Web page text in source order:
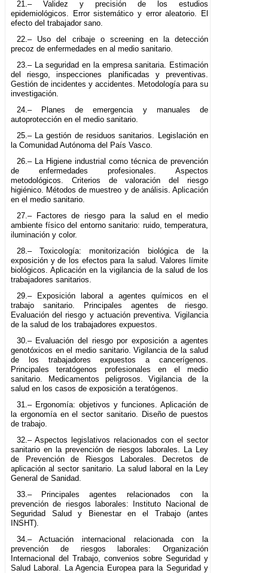
21.– Validez y precisión de los estudios
epidemiológicos. Error sistemático y error aleatorio. El
efecto del trabajador sano.
22.– Uso del cribaje o screening en la detección
precoz de enfermedades en al medio sanitario.
23.– La seguridad en la empresa sanitaria. Estimación
del riesgo, inspecciones planificadas y preventivas.
Gestión de incidentes y accidentes. Metodología para su
investigación.
24.– Planes de emergencia y manuales de
autoprotección en el medio sanitario.
25.– La gestión de residuos sanitarios. Legislación en
la Comunidad Autónoma del País Vasco.
26.– La Higiene industrial como técnica de prevención
de enfermedades profesionales. Aspectos
metodológicos. Criterios de valoración del riesgo
higiénico. Métodos de muestreo y de análisis. Aplicación
en el medio sanitario.
27.– Factores de riesgo para la salud en el medio
ambiente físico del entorno sanitario: ruido, temperatura,
iluminación y color.
28.– Toxicología: monitorización biológica de la
exposición y de los efectos para la salud. Valores límite
biológicos. Aplicación en la vigilancia de la salud de los
trabajadores sanitarios.
29.– Exposición laboral a agentes químicos en el
trabajo sanitario. Principales agentes de riesgo.
Evaluación del riesgo y actuación preventiva. Vigilancia
de la salud de los trabajadores expuestos.
30.– Evaluación del riesgo por exposición a agentes
genotóxicos en el medio sanitario. Vigilancia de la salud
de los trabajadores expuestos a cancerígenos.
Principales teratógenos profesionales en el medio
sanitario. Medicamentos peligrosos. Vigilancia de la
salud en los casos de exposición a teratógenos.
31.– Ergonomía: objetivos y funciones. Aplicación de
la ergonomía en el sector sanitario. Diseño de puestos
de trabajo.
32.– Aspectos legislativos relacionados con el sector
sanitario en la prevención de riesgos laborales. La Ley
de Prevención de Riesgos Laborales. Decretos de
aplicación al sector sanitario. La salud laboral en la Ley
General de Sanidad.
33.– Principales agentes relacionados con la
prevención de riesgos laborales: Instituto Nacional de
Seguridad Salud y Bienestar en el Trabajo (antes
INSHT).
34.– Actuación internacional relacionada con la
prevención de riesgos laborales: Organización
Internacional del Trabajo, convenios sobre Seguridad y
Salud Laboral. La Agencia Europea para la Seguridad y